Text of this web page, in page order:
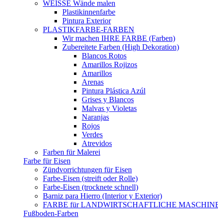
WEISSE Wände malen
Plastikinnenfarbe
Pintura Exterior
PLASTIKFARBE-FARBEN
Wir machen IHRE FARBE (Farben)
Zubereitete Farben (High Dekoration)
Blancos Rotos
Amarillos Rojizos
Amarillos
Arenas
Pintura Plástica Azúl
Grises y Blancos
Malvas y Violetas
Naranjas
Rojos
Verdes
Atrevidos
Farben für Malerei
Farbe für Eisen
Zündvorrichtungen für Eisen
Farbe-Eisen (streift oder Rolle)
Farbe-Eisen (trocknete schnell)
Barniz para Hierro (Interior y Exterior)
FARBE für LANDWIRTSCHAFTLICHE
Fußboden-Farben